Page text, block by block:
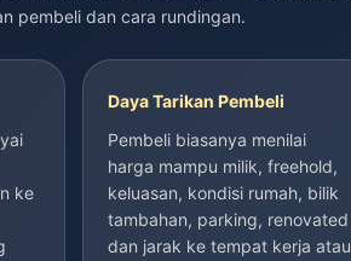
pembeli dan cara rundingan.
ke
Daya Tarikan Pembeli
Pembeli biasanya menilai
harga mampu milik, freehold,
keluasan, kondisi rumah, bilik
tambahan, parking, renovated
dan jarak ke tempat kerja atau